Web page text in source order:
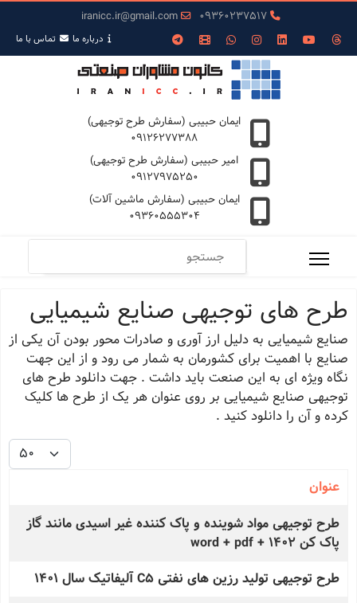
09360237517
iranicc.ir@gmail.com
درباره ما تمـاس با ما
ایمان حبیبی (سفارش طرح توجیهی)
09126277388
امیر حبیبی (سفارش طرح توجیهی)
09127975250
ایمان حبیبی (سفارش ماشین آلات)
09360555304
طرح های توجیهی صنایع شیمیایی
صنایع شیمیایی به دلیل ارز آوری و صادرات محور بودن آن یکی از
صنایع با اهمیت برای کشورمان به شمار می رود و از این جهت
نگاه ویژه ای به این صنعت باید داشت . جهت دانلود طرح های
توجیهی صنایع شیمیایی بر روی عنوان هر یک از طرح ها کلیک
کرده و آن را دانلود کنید .
نمایش #
مقالات
عنوان
طرح توجیهی مواد شوینده و پاک کننده غیر اسیدی مانند گاز
پاک کن 1402 + word + pdf
طرح توجیهی تولید رزین های نفتی C5 آلیفاتیک سال 1401